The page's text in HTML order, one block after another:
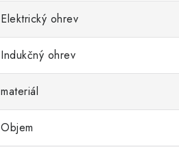
Elektrický ohrev
Indukčný ohrev
materiál
Objem